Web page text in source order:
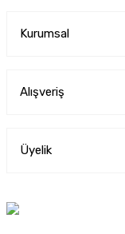
Kurumsal
Alışveriş
Üyelik